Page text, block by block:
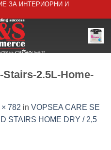
ЗА ИНТЕРИОРНИ И
2.5L-Home-
782 in VOPSEA CARE SE
STAIRS HOME DRY / 2,5